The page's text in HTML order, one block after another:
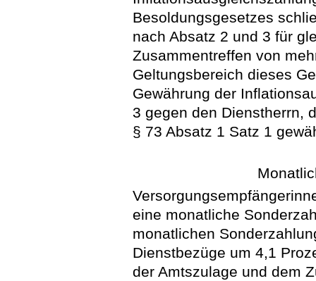
Besoldungsgesetzes
nach Absatz 2 und 3 für
Zusammentreffen von
Geltungsbereich dieses
Gewährung der
3 gegen den Dienstherrn,
§ 73 Absatz 1 Satz 1
eine monatliche
monatlichen
Dienstbezüge um 4,1
der Amtszulage und dem